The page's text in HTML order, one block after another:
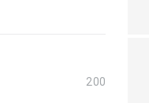
200